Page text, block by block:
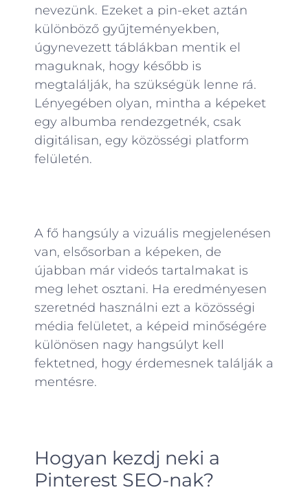
nevezünk. Ezeket a pin-eket aztán
különböző gyűjteményekben,
úgynevezett táblákban mentik el
maguknak, hogy később is
megtalálják, ha szükségük lenne rá.
Lényegében olyan, mintha a képeket
egy albumba rendezgetnék, csak
digitálisan, egy közösségi platform
felületén.
A fő hangsúly a vizuális megjelenésen
van, elsősorban a képeken, de
újabban már videós tartalmakat is
meg lehet osztani. Ha eredményesen
szeretnéd használni ezt a közösségi
média felületet, a képeid minőségére
különösen nagy hangsúlyt kell
fektetned, hogy érdemesnek találják a
mentésre.
Hogyan kezdj neki a
Pinterest SEO-nak?